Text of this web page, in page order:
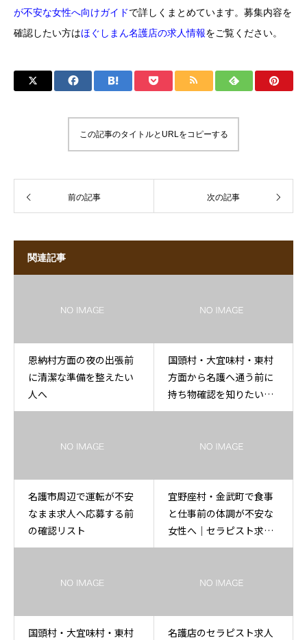
が不安な女性へ向けガイドで詳しくまとめています。募集内容を
確認したい方はほぐしまん名護店の求人情報をご覧ください。
この記事のタイトルとURLをコピーする
前の記事 次の記事
関連記事
恩納村方面の夜の出張前
に清潔な準備を整えたい
人へ
国頭村・大宜味村・東村
方面から名護へ通う前に
持ち物確認を知りたい方
へ
名護市周辺で運転が不安
なまま求人へ応募する前
の確認リスト
宜野座村・金武町で食事
と仕事前の体調が不安な
女性へ｜セラピスト求人
相談
国頭村・大宜味村・東村
名護店のセラピスト求人